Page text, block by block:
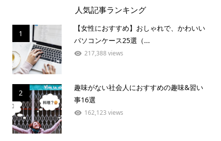
人気記事ランキング
1
【女性におすすめ】おしゃれで、かわいい
パソコンケース25選（...
217,388 views
2
趣味がない社会人におすすめの趣味&習い
事16選
162,123 views